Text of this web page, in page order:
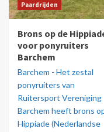
Paardrijden
Brons op de
voor ponyruiters
Barchem
Barchem - Het zestal
ponyruiters van
Ruitersport Vereniging
Barchem heeft brons
Hippiade (Nederlandse